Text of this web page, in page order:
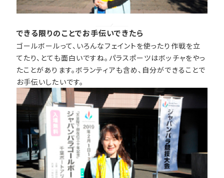
できる限りのことでお手伝いできたら
ゴールボールって、いろんなフェイントを使ったり作戦を立
てたり、とても面白いですね。パラスポーツはボッチャをやっ
たことがあります。ボランティアも含め、自分ができることで
お手伝いしたいです。